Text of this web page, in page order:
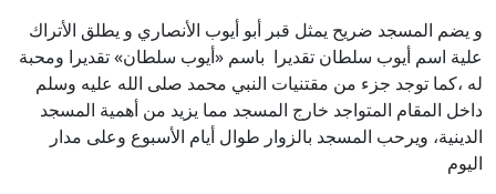
و يضم المسجد ضريح يمثل قبر أبو أيوب الأنصاري و يطلق الأتراك
علية اسم أيوب سلطان تقديرا باسم «أيوب سلطان» تقديرا ومحبة
له ،كما توجد جزء من مقتنيات النبي محمد صلى الله عليه وسلم
داخل المقام المتواجد خارج المسجد مما يزيد من أهمية المسجد
الدينية، ويرحب المسجد بالزوار طوال أيام الأسبوع وعلى مدار
اليوم